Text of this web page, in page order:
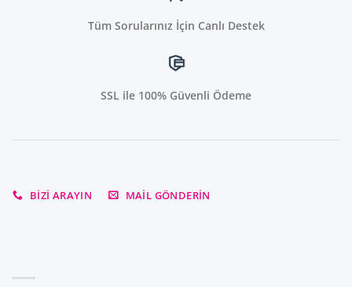
Tüm Sorularınız İçin Canlı Destek
SSL ile 100% Güvenli Ödeme
BIZI ARAYIN MAIL GÖNDERIN